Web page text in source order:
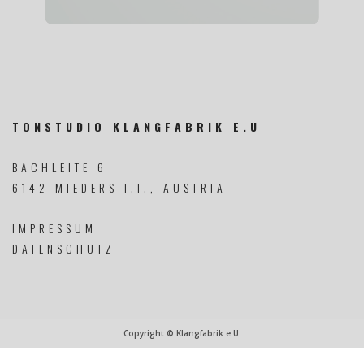
TONSTUDIO KLANGFABRIK E.U
BACHLEITE 6
6142 MIEDERS I.T., AUSTRIA
IMPRESSUM
DATENSCHUTZ
Copyright © Klangfabrik e.U.